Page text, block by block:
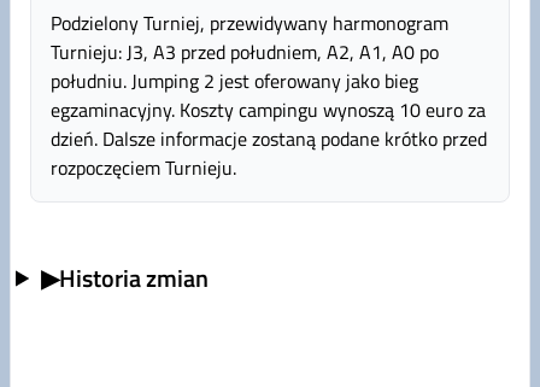
Podzielony Turniej, przewidywany harmonogram
Turnieju: J3, A3 przed południem, A2, A1, A0 po
południu. Jumping 2 jest oferowany jako bieg
egzaminacyjny. Koszty campingu wynoszą 10 euro za
dzień. Dalsze informacje zostaną podane krótko przed
rozpoczęciem Turnieju.
▶Historia zmian